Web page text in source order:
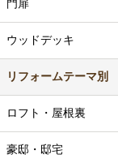
門扉
ウッドデッキ
リフォームテーマ別
ロフト・屋根裏
豪邸・邸宅